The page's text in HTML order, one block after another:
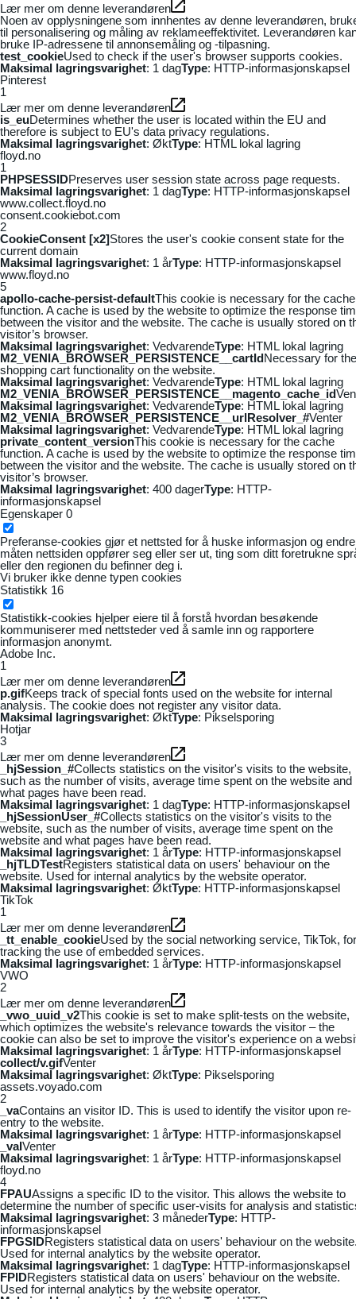
Lær mer om denne leverandøren
Noen av opplysningene som innhentes av denne leverandøren,
til personalisering og måling av reklameeffektivitet. Leverandøren
bruke IP-adressene til annonsemåling og -tilpasning.
test_cookieUsed to check if the user's browser supports cookies.
Maksimal lagringsvarighet: 1 dagType: HTTP-informasjonskapsel
Pinterest
1
Lær mer om denne leverandøren
is_euDetermines whether the user is located within the EU and
therefore is subject to EU's data privacy regulations.
Maksimal lagringsvarighet: ØktType: HTML lokal lagring
floyd.no
1
PHPSESSIDPreserves user session state across page requests.
Maksimal lagringsvarighet: 1 dagType: HTTP-informasjonskapsel
www.collect.floyd.no
consent.cookiebot.com
2
CookieConsent [x2]Stores the user's cookie consent state for the
current domain
Maksimal lagringsvarighet: 1 årType: HTTP-informasjonskapsel
www.floyd.no
5
apollo-cache-persist-defaultThis cookie is necessary for the cache
function. A cache is used by the website to optimize the response
between the visitor and the website. The cache is usually stored on
visitor’s browser.
Maksimal lagringsvarighet: VedvarendeType: HTML lokal lagring
M2_VENIA_BROWSER_PERSISTENCE__cartIdNecessary for the
shopping cart functionality on the website.
Maksimal lagringsvarighet: VedvarendeType: HTML lokal lagring
M2_VENIA_BROWSER_PERSISTENCE__magento_cache_id
Maksimal lagringsvarighet: VedvarendeType: HTML lokal lagring
M2_VENIA_BROWSER_PERSISTENCE__urlResolver_#Venter
Maksimal lagringsvarighet: VedvarendeType: HTML lokal lagring
private_content_versionThis cookie is necessary for the cache
function. A cache is used by the website to optimize the response
between the visitor and the website. The cache is usually stored on
visitor’s browser.
Maksimal lagringsvarighet: 400 dagerType: HTTP-
informasjonskapsel
Egenskaper 0
Preferanse-cookies gjør et nettsted for å huske informasjon og
måten nettsiden oppfører seg eller ser ut, ting som ditt foretrukne
eller den regionen du befinner deg i.
Vi bruker ikke denne typen cookies
Statistikk 16
Statistikk-cookies hjelper eiere til å forstå hvordan besøkende
kommuniserer med nettsteder ved å samle inn og rapportere
informasjon anonymt.
Adobe Inc.
1
Lær mer om denne leverandøren
p.gifKeeps track of special fonts used on the website for internal
analysis. The cookie does not register any visitor data.
Maksimal lagringsvarighet: ØktType: Pikselsporing
Hotjar
3
Lær mer om denne leverandøren
_hjSession_#Collects statistics on the visitor's visits to the website,
such as the number of visits, average time spent on the website and
what pages have been read.
Maksimal lagringsvarighet: 1 dagType: HTTP-informasjonskapsel
_hjSessionUser_#Collects statistics on the visitor's visits to the
website, such as the number of visits, average time spent on the
website and what pages have been read.
Maksimal lagringsvarighet: 1 årType: HTTP-informasjonskapsel
_hjTLDTestRegisters statistical data on users' behaviour on the
website. Used for internal analytics by the website operator.
Maksimal lagringsvarighet: ØktType: HTTP-informasjonskapsel
TikTok
1
Lær mer om denne leverandøren
_tt_enable_cookieUsed by the social networking service, TikTok, for
tracking the use of embedded services.
Maksimal lagringsvarighet: 1 årType: HTTP-informasjonskapsel
VWO
2
Lær mer om denne leverandøren
_vwo_uuid_v2This cookie is set to make split-tests on the website,
which optimizes the website's relevance towards the visitor – the
cookie can also be set to improve the visitor's experience on a
Maksimal lagringsvarighet: 1 årType: HTTP-informasjonskapsel
collect/v.gifVenter
Maksimal lagringsvarighet: ØktType: Pikselsporing
assets.voyado.com
2
_vaContains an visitor ID. This is used to identify the visitor upon re-
entry to the website.
Maksimal lagringsvarighet: 1 årType: HTTP-informasjonskapsel
_vaIVenter
Maksimal lagringsvarighet: 1 årType: HTTP-informasjonskapsel
floyd.no
4
FPAUAssigns a specific ID to the visitor. This allows the website to
determine the number of specific user-visits for analysis and
Maksimal lagringsvarighet: 3 månederType: HTTP-
informasjonskapsel
FPGSIDRegisters statistical data on users' behaviour on the
Used for internal analytics by the website operator.
Maksimal lagringsvarighet: 1 dagType: HTTP-informasjonskapsel
FPIDRegisters statistical data on users' behaviour on the website.
Used for internal analytics by the website operator.